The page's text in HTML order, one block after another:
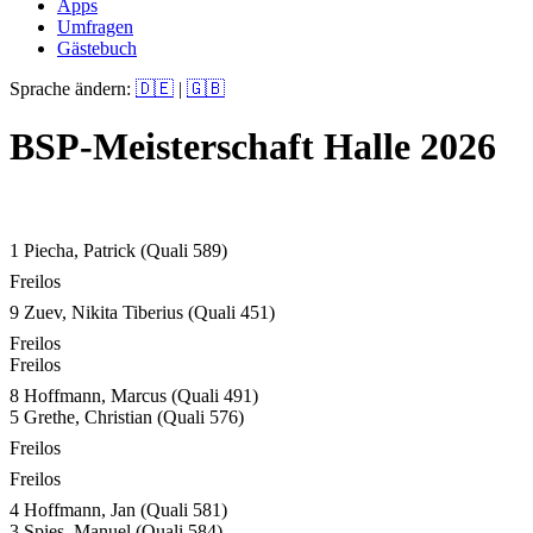
Apps
Umfragen
Gästebuch
Sprache ändern: 🇩🇪 | 🇬🇧
BSP-Meisterschaft Halle 2026
1 Piecha, Patrick (Quali 589)
Freilos
9 Zuev, Nikita Tiberius (Quali 451)
Freilos
Freilos
8 Hoffmann, Marcus (Quali 491)
5 Grethe, Christian (Quali 576)
Freilos
Freilos
4 Hoffmann, Jan (Quali 581)